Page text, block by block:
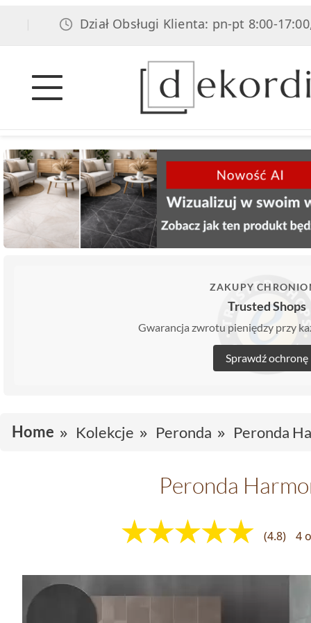
Dział Obsługi Klienta: pn-pt 8:00-17:00, sob
ZAKUPY
Trusted Shops
Gwarancja zwrotu pieniędzy przy
Sprawdź ochronę
Home Kolekcje Peronda Peronda
Peronda
(4.8) 4